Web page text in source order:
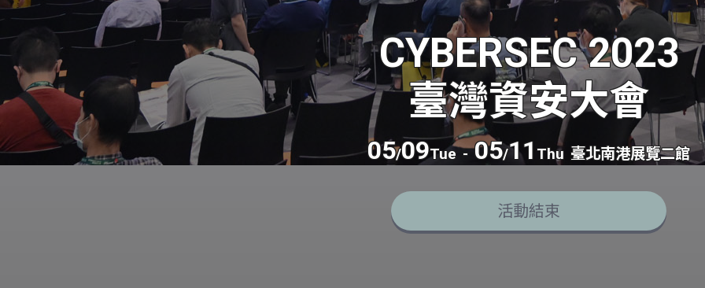
CYBERSEC 2023
臺灣資安大會
05/09Tue -05/11 Thu 臺北南港展覽二館
活動結束